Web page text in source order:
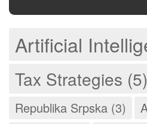
Artificial
Tax Strategies (5)
Republika Srpska (3)